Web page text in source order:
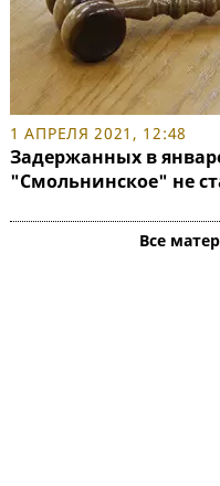
1 АПРЕЛЯ 2021, 12:48
Задержанных в
"Смольнинское" не
Все